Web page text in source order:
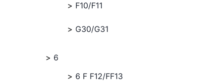
F10/F11
G30/G31
6
6 F F12/FF13